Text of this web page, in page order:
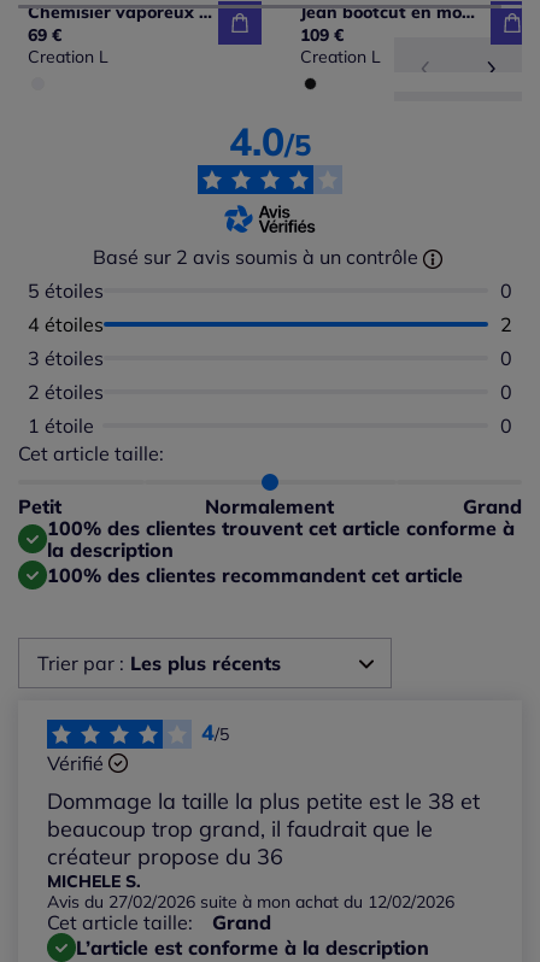
Chemisier vaporeux Georgette avec col chemise et lavallière en polyester recyclé
69 €
Creation L
Jean bootcut en modal-coton à taille haute avec poches
109 €
Creation L
4.0/5
Basé sur 2 avis soumis à un contrôle
5 étoiles
0
4 étoiles
2
3 étoiles
0
2 étoiles
0
1 étoile
0
Cet article taille:
Petit Normalement Grand
Répartition du taillant selon les avis clients
Taille normalement : 0%
Taille petit : 50%
Taille grand : 50%
100% des clientes trouvent cet article conforme à
la description
100% des clientes recommandent cet article
Trier par : Les plus récents
Les plus récents
Les plus anciens
Notes les plus élevées
Notes les plus basses
4/5
Vérifié
Dommage la taille la plus petite est le 38 et
beaucoup trop grand, il faudrait que le
créateur propose du 36
MICHELE S.
Avis du 27/02/2026 suite à mon achat du 12/02/2026
Cet article taille:
Grand
L’article est conforme à la description